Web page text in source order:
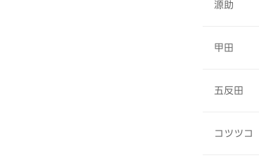
源助
甲田
五反田
コツツコ